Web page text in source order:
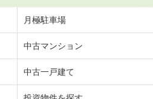
月極駐車場
中古マンション
中古一戸建て